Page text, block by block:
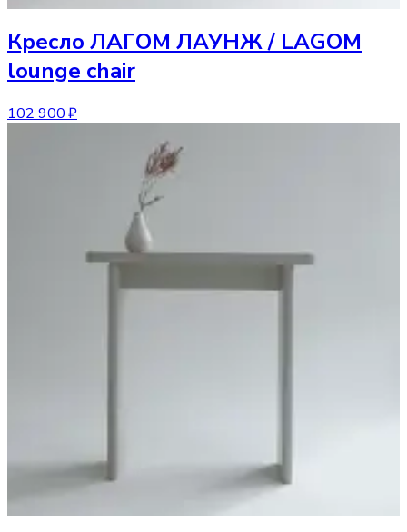
Кресло ЛАГОМ ЛАУНЖ / LAGOM
lounge chair
102 900 ₽